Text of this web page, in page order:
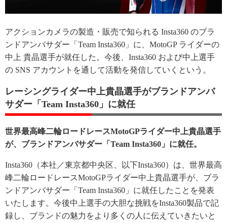
アクションカメラの製造・販売で知られる Insta360 のブラ
ンドアンバサダー「Team Insta360」に、MotoGP ライダーの
中上 貴晶選手が就任した。今後、Insta360 および中上選手
の SNS アカウントを通して活動を発信していくという。
レーシングライダー中上貴晶選手がブランドアンバ
サダー「Team Insta360」に就任
世界最高峰二輪ロードレースMotoGPライダー中上貴晶選手
が、ブランドアンバサダー「Team Insta360」に就任。
Insta360（本社／東京都中央区、以下Insta360）は、世界最高
峰二輪ロードレースMotoGPライダー中上貴晶選手が、ブラ
ンドアンバサダー「Team Insta360」に就任したことを発表
いたします。今後中上選手の大胆な挑戦をInsta360製品で記
録し、ブランドの魅力をより多くの人に伝えていきたいと